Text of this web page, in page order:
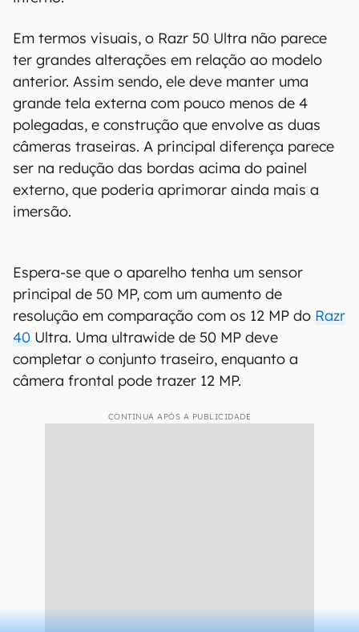
Em termos visuais, o Razr 50 Ultra não parece
ter grandes alterações em relação ao modelo
anterior. Assim sendo, ele deve manter uma
grande tela externa com pouco menos de 4
polegadas, e construção que envolve as duas
câmeras traseiras. A principal diferença parece
ser na redução das bordas acima do painel
externo, que poderia aprimorar ainda mais a
imersão.
Espera-se que o aparelho tenha um sensor
principal de 50 MP, com um aumento de
resolução em comparação com os 12 MP do Razr
40 Ultra. Uma ultrawide de 50 MP deve
completar o conjunto traseiro, enquanto a
câmera frontal pode trazer 12 MP.
CONTINUA APÓS A PUBLICIDADE